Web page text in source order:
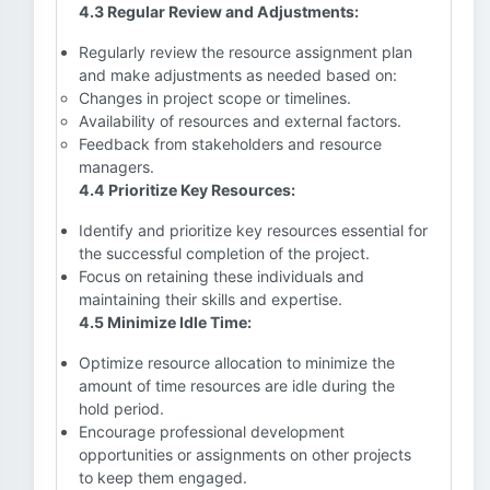
4.3 Regular Review and Adjustments:
Regularly review the resource assignment plan
and make adjustments as needed based on:
Changes in project scope or timelines.
Availability of resources and external factors.
Feedback from stakeholders and resource
managers.
4.4 Prioritize Key Resources:
Identify and prioritize key resources essential for
the successful completion of the project.
Focus on retaining these individuals and
maintaining their skills and expertise.
4.5 Minimize Idle Time:
Optimize resource allocation to minimize the
amount of time resources are idle during the
hold period.
Encourage professional development
opportunities or assignments on other projects
to keep them engaged.